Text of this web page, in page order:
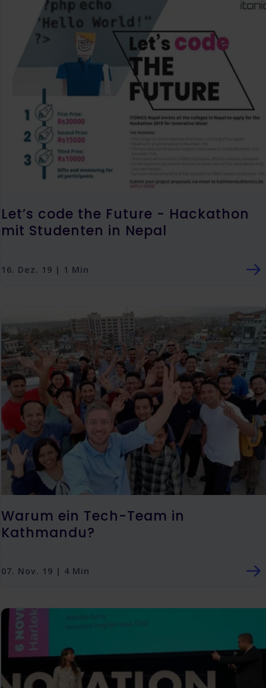
Let’s code the Future - Hackathon
mit Studenten in Nepal
16. Dez. 19 | 1 Min
Warum ein Tech-Team in
Kathmandu?
07. Nov. 19 | 4 Min